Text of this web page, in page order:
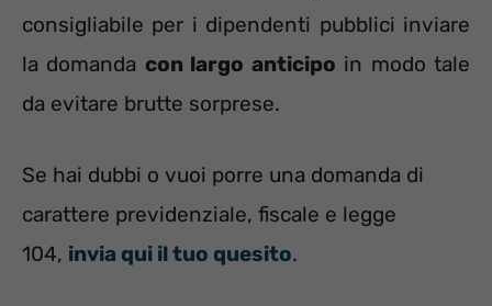
consigliabile per i dipendenti pubblici inviare
la domanda con largo anticipo in modo tale
da evitare brutte sorprese.
Se hai dubbi o vuoi porre una domanda di
carattere previdenziale, fiscale e legge
104, invia qui il tuo quesito.